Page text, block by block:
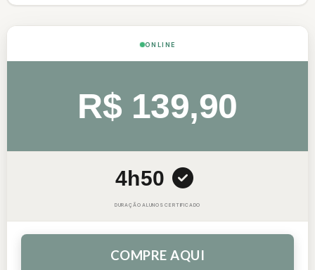
ONLINE
R$ 139,90
4h
DURAÇÃO
50
ALUNOS CERTIFICADO
COMPRE AQUI